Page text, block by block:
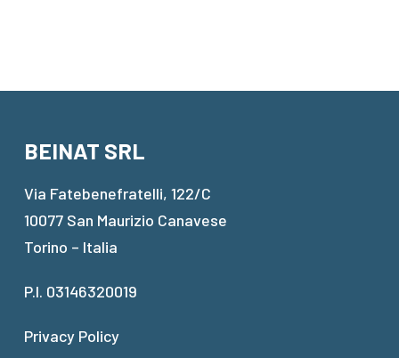
BEINAT SRL
Via Fatebenefratelli, 122/C
10077 San Maurizio Canavese
Torino – Italia
P.I. 03146320019
Privacy Policy